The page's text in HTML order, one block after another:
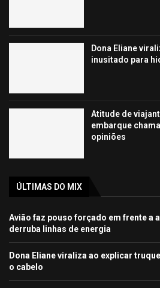
Dona Eliane
inusitado para
Atitude de
embarque
opiniões
ÚLTIMAS DO MIX
Avião faz pouso forçado em frente a
derruba linhas de energia
Dona Eliane viraliza ao explicar
o cabelo